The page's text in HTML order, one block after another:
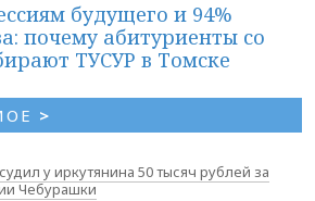
будущего и 94%
почему абитуриенты со
ТУСУР в Томске
>
у иркутянина 50 тысяч рублей за
Чебурашки